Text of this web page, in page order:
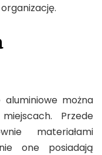
aluminiowe można
Przede
materiałami
one posiadają